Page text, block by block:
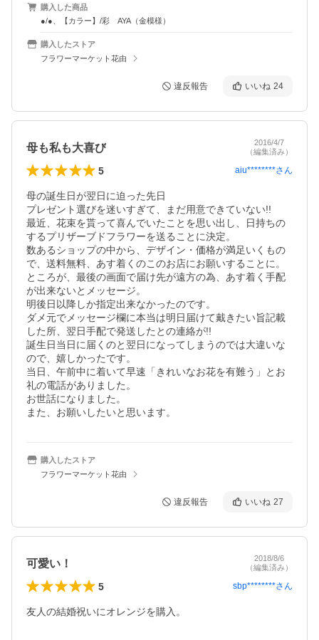
購入した商品
●/●、【カラー】/彩 AYA（金模様）
購入したストア
フラワーマーケット花由
違反報告 いいね 24
母も私も大喜び
2016/4/7
（編集済み）
5 aiu********さん
母の誕生日が翌日に迫った先日
プレゼント選びを迷いすぎて、まだ用意できていない!!
最近、花束を貰って喜んでいたことを思い出し、日持ちの
するプリザーブドフラワーを送ることに決定。
数あるショップの中から、デザイン・価格が満足いくもの
で、送料無料、あす着くのこのお店にお願いすることに。
ところが、最後の画面で届け先が遠方の為、あす着く手配
が出来ないとメッセージ。
明後日以降しか指定出来なかったのです。
ダメ元でメッセージ欄に本当は明日届けて戴きたい旨記載
した所、翌日手配で発送したとの連絡が!!
誕生日当日に届くのと翌日になってしまうのでは大違いな
ので、嬉しかったです。
当日、午前中に着いて早速「きれいなお花を有難う」とお
礼の電話がありました。
お世話になりました。
また、お願いしたいと思います。
購入したストア
フラワーマーケット花由
違反報告 いいね 27
可愛い！
2018/8/6
（編集済み）
5 sbp********さん
友人の結婚祝いにオレンジを購入。